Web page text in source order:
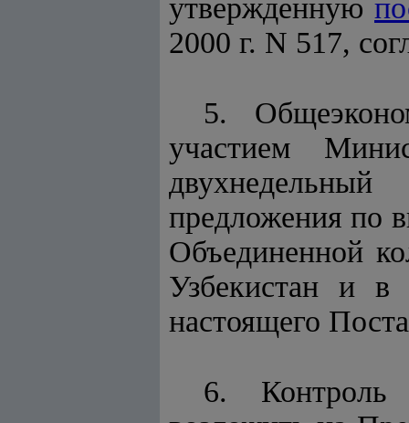
утвержденную
2000 г. N 517,
5.
участием
предложения по
Объединенной
Узбекистан и в
настоящего
6. Контроль